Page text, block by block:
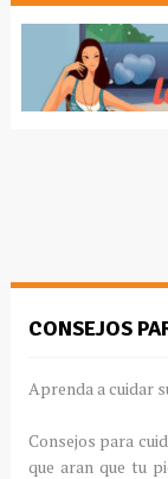
CONSEJOS
Aprenda a cuidar
Consejos para
que aran que tu